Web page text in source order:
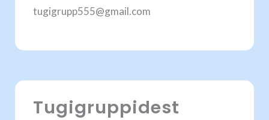
tugigrupp555@gmail.com
Tugigruppidest